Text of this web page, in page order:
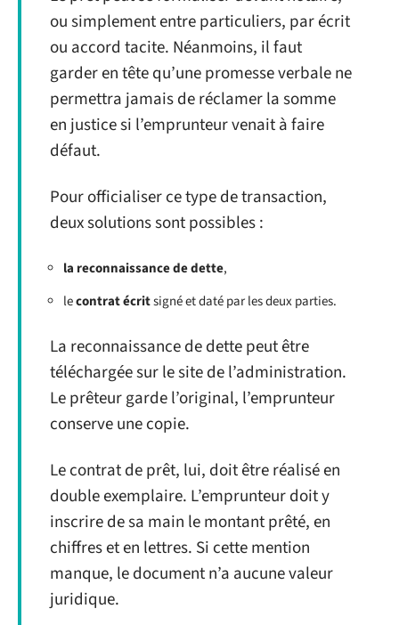
ou simplement entre particuliers, par écrit
ou accord tacite. Néanmoins, il faut
garder en tête qu’une promesse verbale ne
permettra jamais de réclamer la somme
en justice si l’emprunteur venait à faire
défaut.
Pour officialiser ce type de transaction,
deux solutions sont possibles :
la reconnaissance de dette,
lecontrat écritsigné et daté par les deux parties.
La reconnaissance de dette peut être
téléchargée sur le site de l’administration.
Le prêteur garde l’original, l’emprunteur
conserve une copie.
Le contrat de prêt, lui, doit être réalisé en
double exemplaire. L’emprunteur doit y
inscrire de sa main le montant prêté, en
chiffres et en lettres. Si cette mention
manque, le document n’a aucune valeur
juridique.